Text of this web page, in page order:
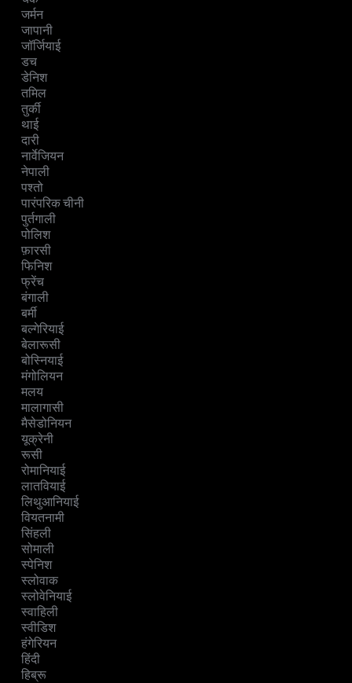
जर्मन
जापानी
जॉर्जियाई
डच
डेनिश
तमिल
तुर्की
थाई
दारी
नार्वेजियन
नेपाली
पश्तो
पारंपरिक चीनी
पुर्तगाली
पोलिश
फ़ारसी
फिनिश
फ्रेंच
बंगाली
बर्मी
बल्गेरियाई
बेलारूसी
बोस्नियाई
मंगोलियन
मलय
मालागासी
मैसेडोनियन
यूक्रेनी
रूसी
रोमानियाई
लातवियाई
लिथुआनियाई
वियतनामी
सिंहली
सोमाली
स्पेनिश
स्लोवाक
स्लोवेनियाई
स्वाहिली
स्वीडिश
हंगेरियन
हिंदी
हिब्रू